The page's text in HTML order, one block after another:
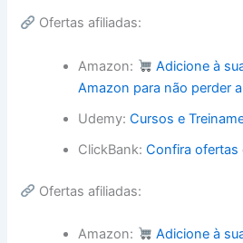
Ofertas afiliadas:
Amazon:
Adicione à
Amazon para não perder
Udemy:Cursos e
ClickBank:Confira ofertas
Ofertas afiliadas:
Amazon:
Adicione à